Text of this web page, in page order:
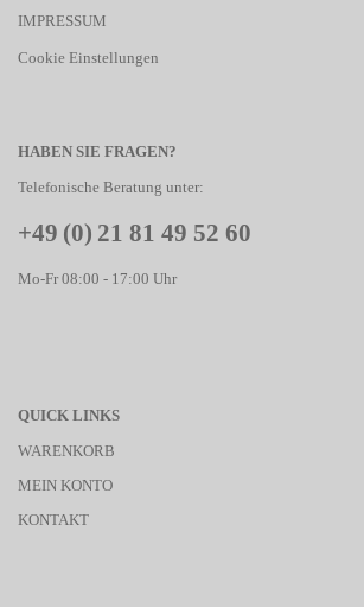
IMPRESSUM
Cookie Einstellungen
HABEN SIE FRAGEN?
Telefonische Beratung unter:
+49 (0) 21 81 49 52 60
Mo-Fr 08:00 - 17:00 Uhr
QUICK LINKS
WARENKORB
MEIN KONTO
KONTAKT